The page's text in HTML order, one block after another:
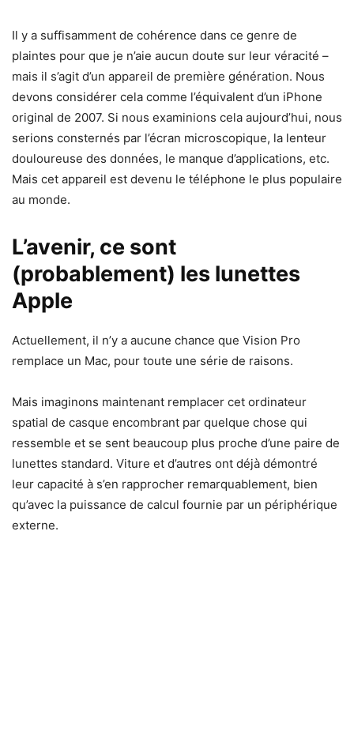
Il y a suffisamment de cohérence dans ce genre de
plaintes pour que je n’aie aucun doute sur leur véracité –
mais il s’agit d’un appareil de première génération. Nous
devons considérer cela comme l’équivalent d’un iPhone
original de 2007. Si nous examinions cela aujourd’hui, nous
serions consternés par l’écran microscopique, la lenteur
douloureuse des données, le manque d’applications, etc.
Mais cet appareil est devenu le téléphone le plus populaire
au monde.
L’avenir, ce sont
(probablement) les lunettes
Apple
Actuellement, il n’y a aucune chance que Vision Pro
remplace un Mac, pour toute une série de raisons.
Mais imaginons maintenant remplacer cet ordinateur
spatial de casque encombrant par quelque chose qui
ressemble et se sent beaucoup plus proche d’une paire de
lunettes standard. Viture et d’autres ont déjà démontré
leur capacité à s’en rapprocher remarquablement, bien
qu’avec la puissance de calcul fournie par un périphérique
externe.